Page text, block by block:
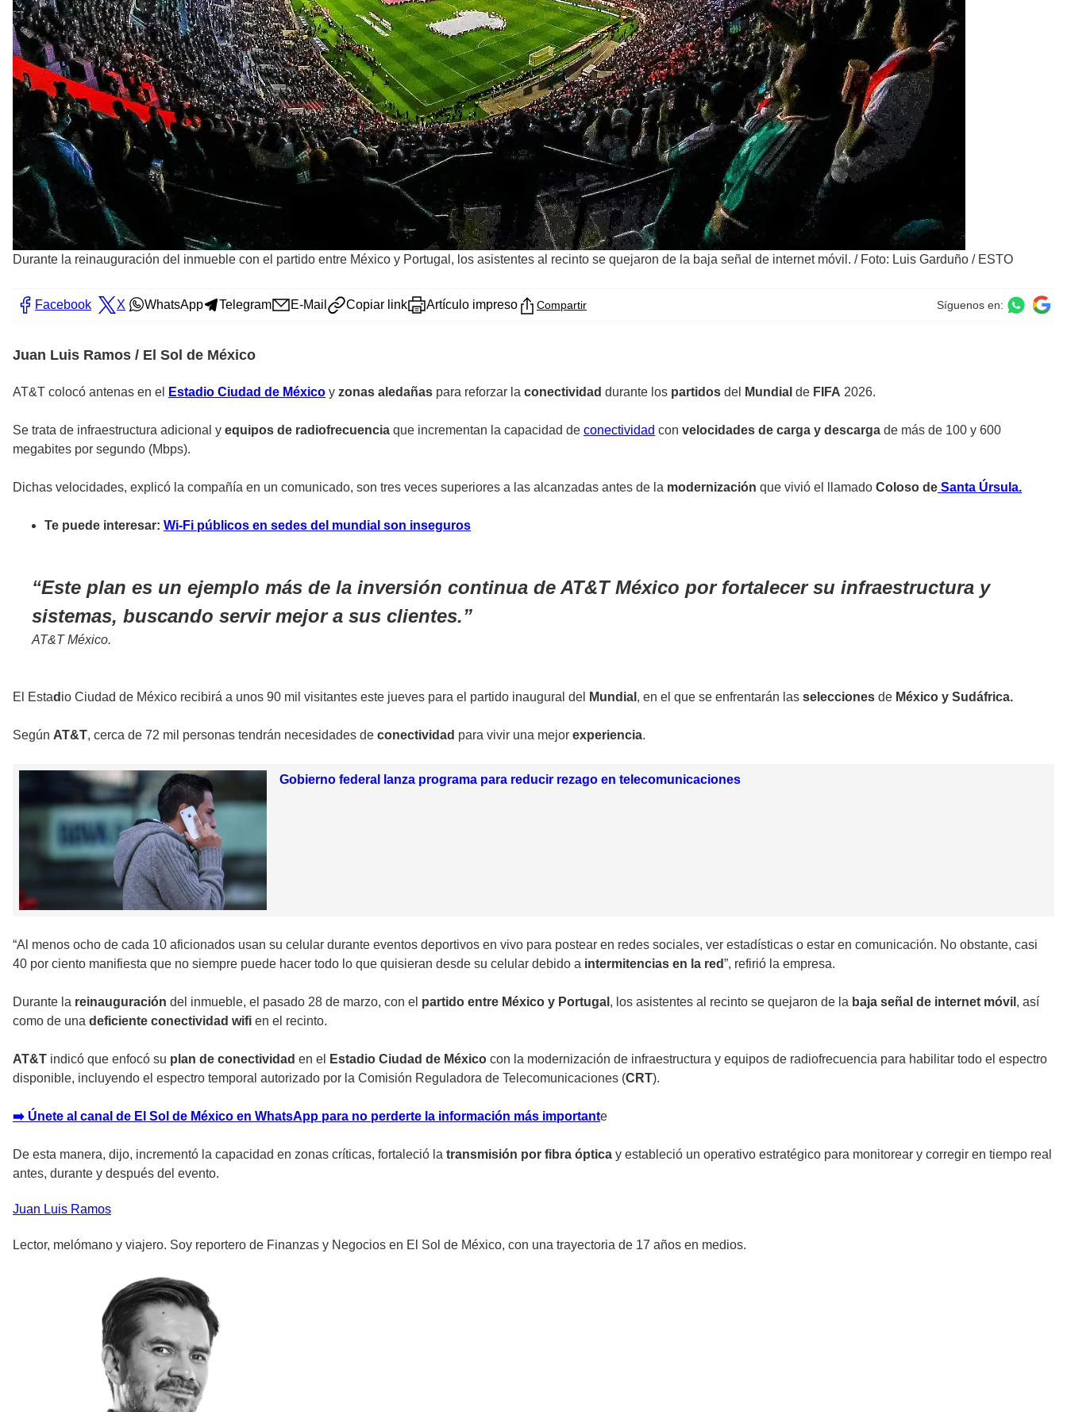
Durante la reinauguración del inmueble con el partido entre México y Portugal, los asistentes al recinto se quejaron de la baja señal de internet móvil. / Foto: Luis Garduño / ESTO
Facebook X WhatsApp Telegram E-Mail Copiar link Artículo impreso Compartir Síguenos en:
Juan Luis Ramos / El Sol de México
AT&T colocó antenas en el Estadio Ciudad de México y zonas aledañas para reforzar la conectividad durante los partidos del Mundial de FIFA 2026.
Se trata de infraestructura adicional y equipos de radiofrecuencia que incrementan la capacidad de conectividad con velocidades de carga y descarga de más de 100 y 600
megabites por segundo (Mbps).
Dichas velocidades, explicó la compañía en un comunicado, son tres veces superiores a las alcanzadas antes de la modernización que vivió el llamado Coloso de Santa Úrsula.
Te puede interesar: Wi-Fi públicos en sedes del mundial son inseguros
Este plan es un ejemplo más de la inversión continua de AT&T México por fortalecer su infraestructura y
sistemas, buscando servir mejor a sus clientes.
AT&T México.
El Estad io Ciudad de México recibirá a unos 90 mil visitantes este jueves para el partido inaugural del Mundial , en el que se enfrentarán las selecciones de México y Sudáfrica.
Según AT&T, cerca de 72 mil personas tendrán necesidades de conectividad para vivir una mejor experiencia.
Gobierno federal lanza programa para reducir rezago en telecomunicaciones
“Al menos ocho de cada 10 aficionados usan su celular durante eventos deportivos en vivo para postear en redes sociales, ver estadísticas o estar en comunicación. No obstante, casi
40 por ciento manifiesta que no siempre puede hacer todo lo que quisieran desde su celular debido a intermitencias en la red”, refirió la empresa.
Durante la reinauguración del inmueble, el pasado 28 de marzo, con el partido entre México y Portugal , los asistentes al recinto se quejaron de la baja señal de internet móvil , así
como de una deficiente conectividad wifi en el recinto.
AT&T indicó que enfocó su plan de conectividad en el Estadio Ciudad de México con la modernización de infraestructura y equipos de radiofrecuencia para habilitar todo el espectro
disponible, incluyendo el espectro temporal autorizado por la Comisión Reguladora de Telecomunicaciones (CRT).
➡️ Únete al canal de El Sol de México en WhatsApp para no perderte la información más importante
De esta manera, dijo, incrementó la capacidad en zonas críticas, fortaleció la transmisión por fibra óptica y estableció un operativo estratégico para monitorear y corregir en tiempo real
antes, durante y después del evento.
Juan Luis Ramos
Lector, melómano y viajero. Soy reportero de Finanzas y Negocios en El Sol de México, con una trayectoria de 17 años en medios.